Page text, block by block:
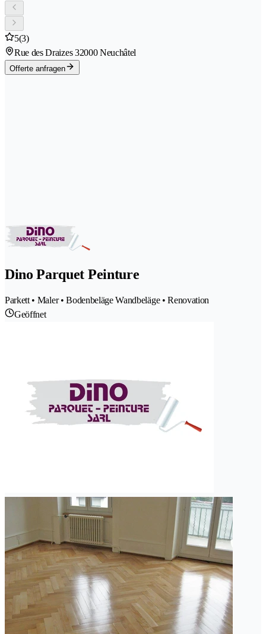
5(3)
Rue des Draizes 32000 Neuchâtel
Offerte anfragen
Dino Parquet Peinture
Parkett • Maler • Bodenbeläge Wandbeläge • Renovation
Geöffnet